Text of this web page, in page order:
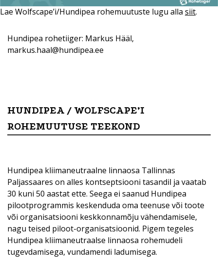
Lae Wolfscape’i/Hundipea rohemuutuste lugu alla siit.
Hundipea rohetiiger: Markus Hääl,
markus.haal@hundipea.ee
HUNDIPEA / WOLFSCAPE’I
ROHEMUUTUSE TEEKOND
Hundipea kliimaneutraalne linnaosa Tallinnas
Paljassaares on alles kontseptsiooni tasandil ja vaatab
30 kuni 50 aastat ette. Seega ei saanud Hundipea
pilootprogrammis keskenduda oma teenuse või toote
või organisatsiooni keskkonnamõju vähendamisele,
nagu teised piloot-organisatsioonid. Pigem tegeles
Hundipea kliimaneutraalse linnaosa rohemudeli
tugevdamisega, vundamendi ladumisega.